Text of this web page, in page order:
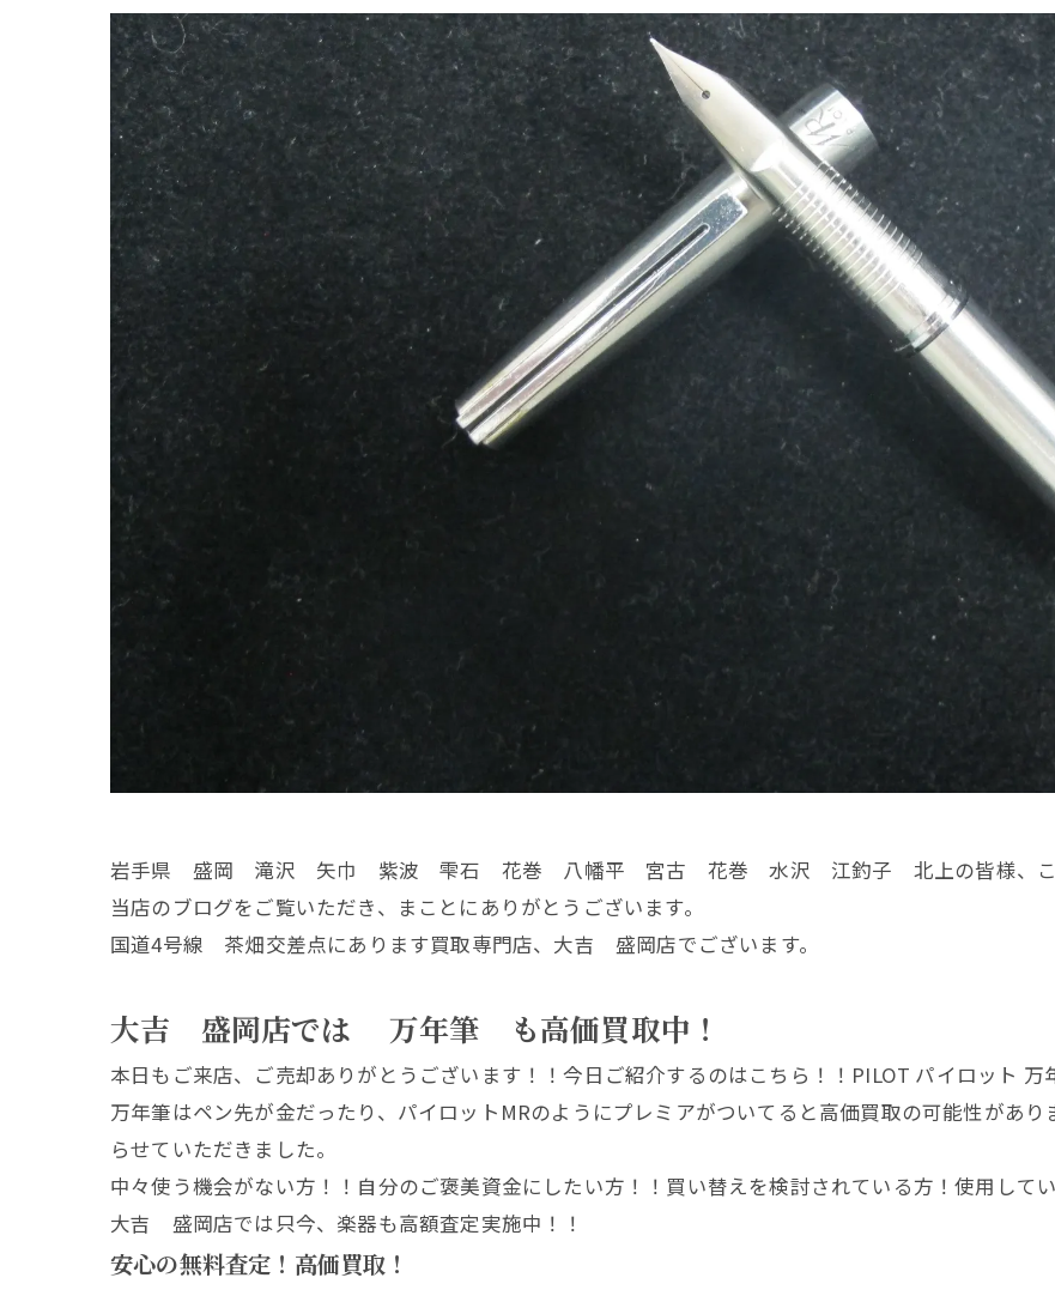
岩手県 盛岡 滝沢 矢巾 紫波 雫石 花巻 八幡平 宮古 花巻 水沢 江釣子 北上の皆様、こ
当店のブログをご覧いただき、まことにありがとうございます。
国道4号線 茶畑交差点にあります買取専門店、大吉 盛岡店でございます。
大吉 盛岡店では 万年筆 も高価買取中！
本日もご来店、ご売却ありがとうございます！！今日ご紹介するのはこちら！！PILOT パイロット 万
万年筆はペン先が金だったり、パイロットMRのようにプレミアがついてると高価買取の可能性があ
らせていただきました。
中々使う機会がない方！！自分のご褒美資金にしたい方！！買い替えを検討されている方！使用して
大吉 盛岡店では只今、楽器も高額査定実施中！！
安心の無料査定！高価買取！